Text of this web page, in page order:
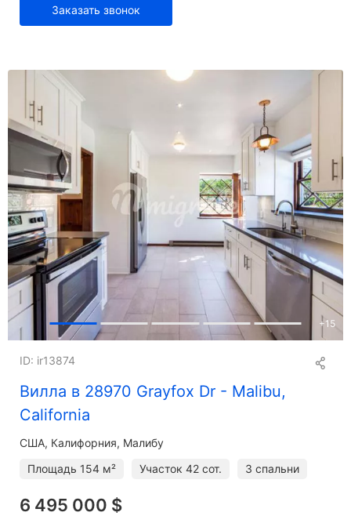
Заказать звонок
+15
Вилла в 28970 Grayfox Dr - Malibu,
California
ID: ir13874
США, Калифорния, Малибу
Площадь 154 м² Участок 42 сот. 3 спальни
6 495 000 $